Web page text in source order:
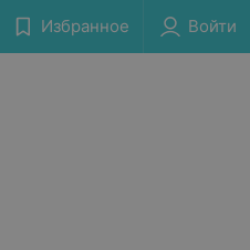
Избранное Войти